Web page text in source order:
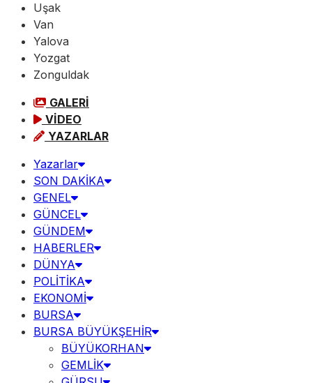
Uşak
Van
Yalova
Yozgat
Zonguldak
GALERİ
VİDEO
YAZARLAR
Yazarlar
SON DAKİKA
GENEL
GÜNCEL
GÜNDEM
HABERLER
DÜNYA
POLİTİKA
EKONOMİ
BURSA
BURSA BÜYÜKŞEHİR
BÜYÜKORHAN
GEMLİK